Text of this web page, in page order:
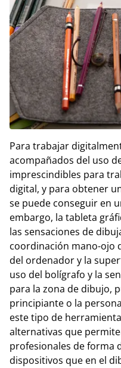
Para trabajar
acompañados del uso
imprescindibles para
digital, y para obtener
se puede conseguir en
embargo, la tableta
las sensaciones de
coordinación mano-ojo
del ordenador y la
uso del bolígrafo y la
para la zona de dibujo,
principiante o la
este tipo de
alternativas que
profesionales de forma
dispositivos que en el